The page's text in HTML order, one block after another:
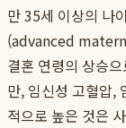
만 35세 이상의 나
(advanced
결혼 연령의 상승
만, 임신성 고혈압,
적으로 높은 것은